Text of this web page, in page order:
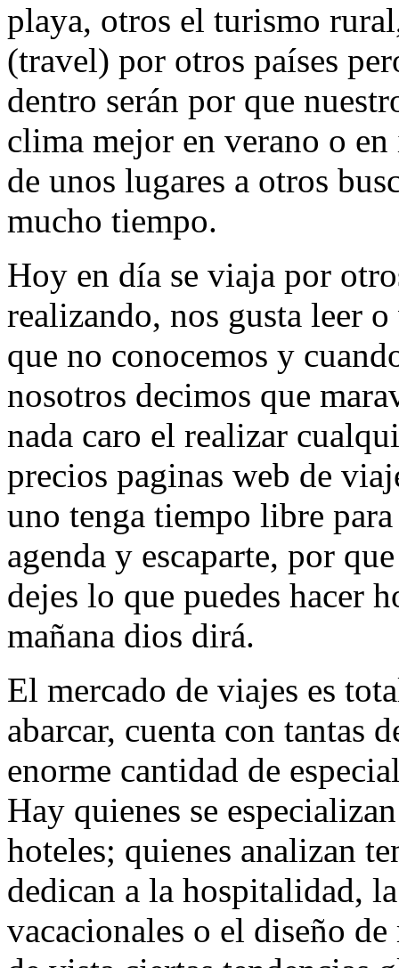
playa, otros el turismo
(travel) por otros países
dentro serán por que
clima mejor en verano o
de unos lugares a otros
mucho tiempo.
Hoy en día se viaja por
realizando, nos gusta leer
que no conocemos y
nosotros decimos que
nada caro el realizar
precios paginas web de
uno tenga tiempo libre
agenda y escaparte, por
dejes lo que puedes hacer
mañana dios dirá.
El mercado de viajes es
abarcar, cuenta con tantas
enorme cantidad de
Hay quienes se
hoteles; quienes analizan
dedican a la hospitalidad,
vacacionales o el diseño